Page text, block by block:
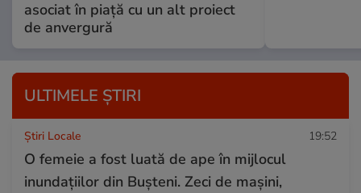
asociat în piață cu un alt proiect
de anvergură
ULTIMELE ȘTIRI
Știri Locale 19:52
O femeie a fost luată de ape în mijlocul
inundațiilor din Bușteni. Zeci de mașini,